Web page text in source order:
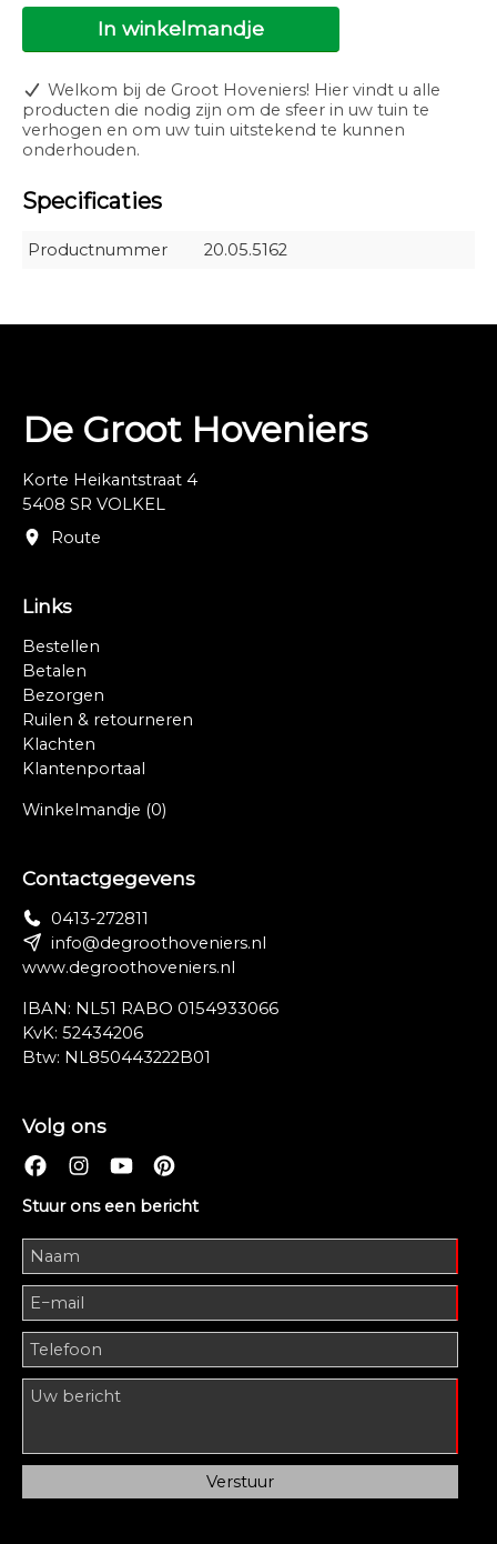
In winkelmandje
Welkom bij de Groot Hoveniers! Hier vindt u alle
producten die nodig zijn om de sfeer in uw tuin te
verhogen en om uw tuin uitstekend te kunnen
onderhouden.
Specificaties
Productnummer 20.05.5162
De Groot Hoveniers
Korte Heikantstraat 4
5408 SR VOLKEL
Route
Links
Bestellen
Betalen
Bezorgen
Ruilen & retourneren
Klachten
Klantenportaal
Winkelmandje (0)
Contactgegevens
0413-272811
info@degroothoveniers.nl
www.degroothoveniers.nl
IBAN: NL51 RABO 0154933066
KvK: 52434206
Btw: NL850443222B01
Volg ons
Stuur ons een bericht